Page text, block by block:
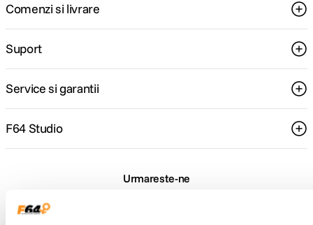
Comenzi si livrare
Suport
Service si garantii
F64 Studio
Urmareste-ne